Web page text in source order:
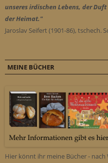
unseres irdischen Lebens, der
der Heimat."
Jaroslav Seifert (1901-86), tschech.
MEINE BÜCHER
Hier könnt ihr meine Bücher -